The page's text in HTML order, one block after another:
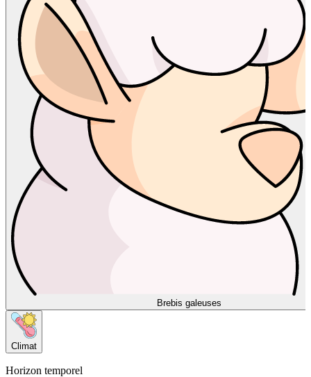
Brebis galeuses
Climat
Horizon temporel